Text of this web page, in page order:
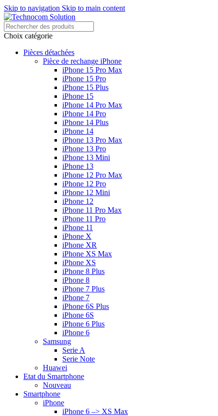
Skip to navigation Skip to main content
Choix catégorie
Pièces détachées
Pièce de rechange iPhone
iPhone 15 Pro Max
iPhone 15 Pro
iPhone 15 Plus
iPhone 15
iPhone 14 Pro Max
iPhone 14 Pro
iPhone 14 Plus
iPhone 14
iPhone 13 Pro Max
iPhone 13 Pro
iPhone 13 Mini
iPhone 13
iPhone 12 Pro Max
iPhone 12 Pro
iPhone 12 Mini
iPhone 12
iPhone 11 Pro Max
iPhone 11 Pro
iPhone 11
iPhone X
iPhone XR
iPhone XS Max
iPhone XS
iPhone 8 Plus
iPhone 8
iPhone 7 Plus
iPhone 7
iPhone 6S Plus
iPhone 6S
iPhone 6 Plus
iPhone 6
Samsung
Serie A
Serie Note
Huawei
Etat du Smartphone
Nouveau
Smartphone
iPhone
iPhone 6 –> XS Max